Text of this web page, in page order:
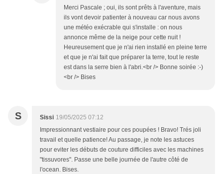
Merci Pascale ; oui, ils sont prêts à l'aventure, mais
ils vont devoir patienter à nouveau car nous avons
une météo exécrable qui s'installe : on nous
annonce même de la neige pour cette nuit !
Heureusement que je n'ai rien installé en pleine terre
et que je n'ai fait que préparer la terre, tout le reste
est dans la serre bien à l'abri.<br /> Bonne soirée :-)
<br /> Bises
S Sissi 19/05/2025 07:12
Impressionnant vestiaire pour ces poupées ! Bravo! Trés joli
travail et quelle patience! Au passage, je note les astuces
pour eviter les débuts de couture difficiles avec les machines
"tissuvores". Passe une belle journée de l'autre côté de
l'ocean. Bises.